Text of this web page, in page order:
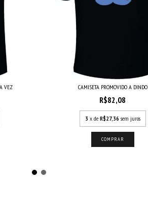
VEZ CAMISETA PROMOVIDO A DINDO
R$82,08
3 x de R$27,36 sem juros
COMPRAR